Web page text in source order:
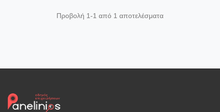
Προβολή 1-1 από 1 αποτελέσματα